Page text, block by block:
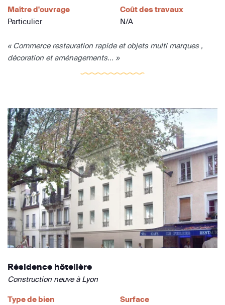
Maître d'ouvrage
Particulier
Coût des travaux
N/A
« Commerce restauration rapide et objets multi marques ,
décoration et aménagements... »
Résidence hôtelière
Construction neuve à Lyon
Type de bien
Surface